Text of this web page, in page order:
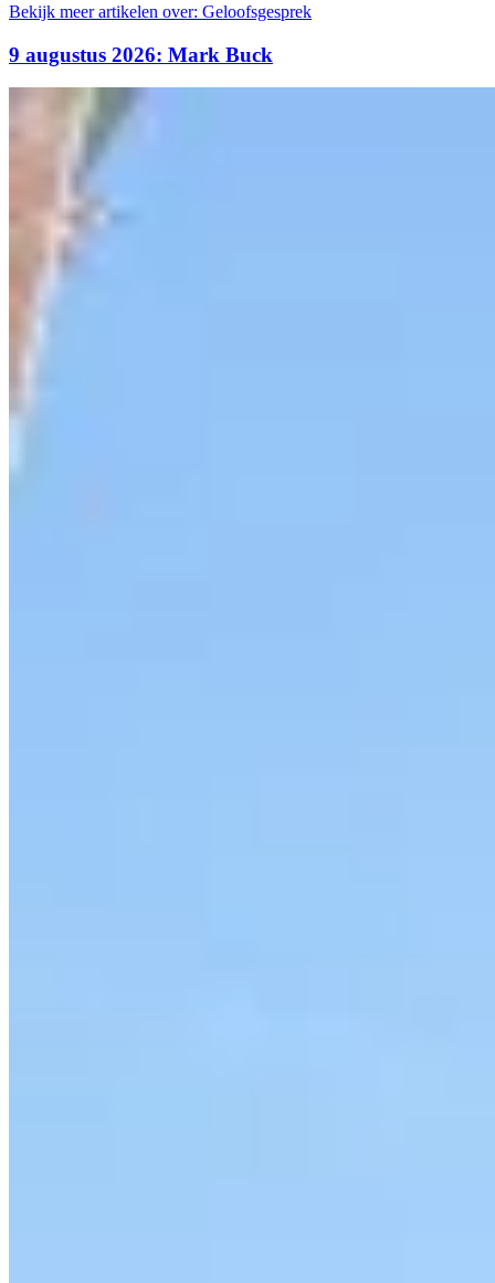
Bekijk meer artikelen over: Geloofsgesprek
9 augustus 2026: Mark Buck